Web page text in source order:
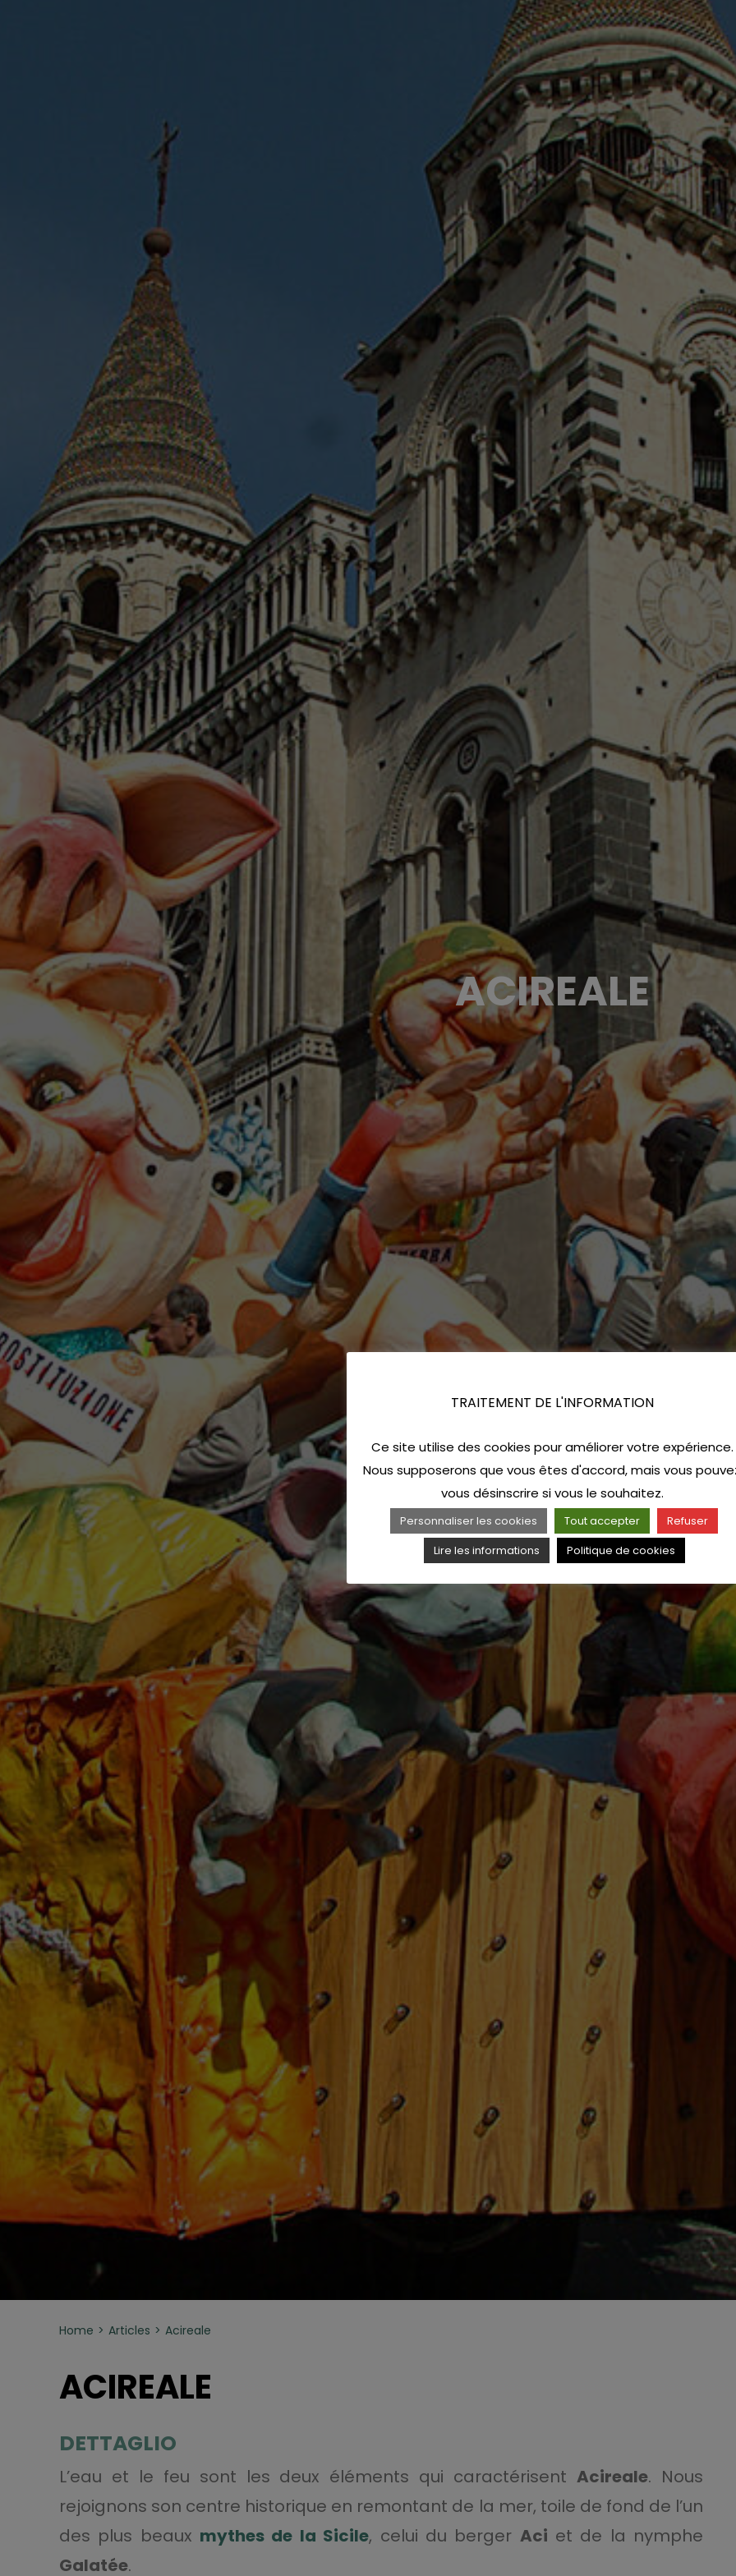
ACIREALE
Home Articles Acireale
ACIREALE
DETTAGLIO
L’eau et le feu sont les deux éléments qui caractérisentAcireale. Nous
rejoignons son centre historique en remontant de la mer, toile de fond de l’un
des plus beaux mythes de la Sicile, celui du berger Aci et de la nymphe
Galatée.
TRAITEMENT DE L'INFORMATION
Ce site utilise des cookies pour améliorer votre expérience.
Nous supposerons que vous êtes d'accord, mais vous
vous désinscrire si vous le souhaitez.
Personnaliser les cookies Tout accepter
Refuser
Lire les informations
Politique de cookies